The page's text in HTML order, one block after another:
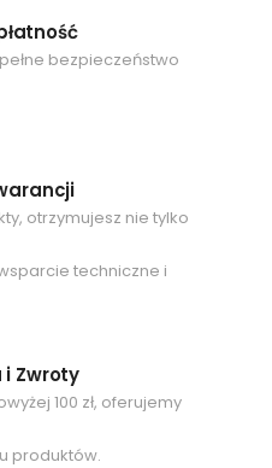
bezpieczeństwo
otrzymujesz nie tylko
techniczne i
i Zwroty
100 zł, oferujemy
produktów.